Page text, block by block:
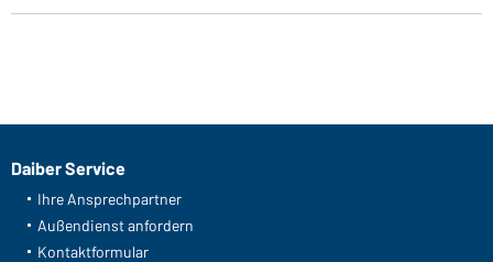
Daiber Service
Ihre Ansprechpartner
Außendienst anfordern
Kontaktformular